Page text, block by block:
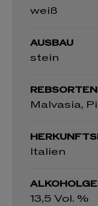
weiß
AUSBAU
stein
Malvasia,
Italien
13,5 Vol. %